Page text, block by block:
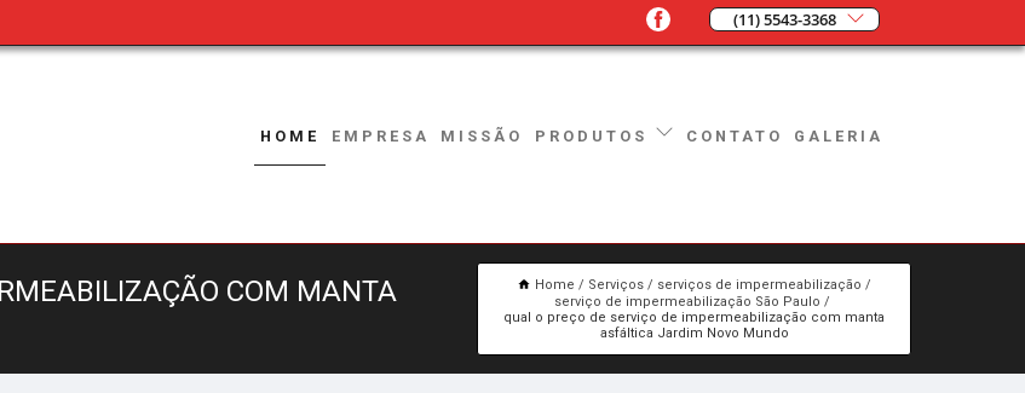
(11) 5543-3368
HOME EMPRESA MISSÃO PRODUTOS CONTATO GALERIA
COM MANTA
Home Serviços
serviços de impermeabilização
serviço de impermeabilização São Paulo
qual o preço de serviço de impermeabilização com manta
asfáltica Jardim Novo Mundo